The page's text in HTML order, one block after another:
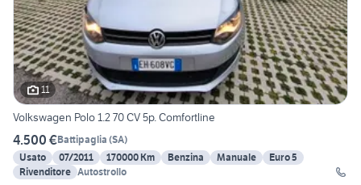
11
Volkswagen Polo 1.2 70 CV 5p. Comfortline
4.500 €Battipaglia (SA)
Usato
07/2011 170000 Km Benzina Manuale
Euro 5
Rivenditore Autostrollo